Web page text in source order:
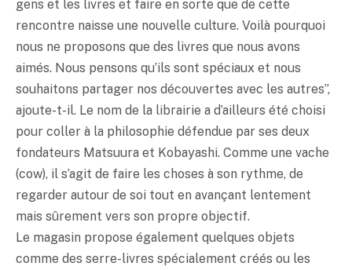
gens et les livres et faire en sorte que de cette
rencontre naisse une nouvelle culture. Voilà pourquoi
nous ne proposons que des livres que nous avons
aimés. Nous pensons qu’ils sont spéciaux et nous
souhaitons partager nos découvertes avec les autres”,
ajoute-t-il. Le nom de la librairie a d’ailleurs été choisi
pour coller à la philosophie défendue par ses deux
fondateurs Matsuura et Kobayashi. Comme une vache
(cow), il s’agit de faire les choses à son rythme, de
regarder autour de soi tout en avançant lentement
mais sûrement vers son propre objectif.
Le magasin propose également quelques objets
comme des serre-livres spécialement créés ou les